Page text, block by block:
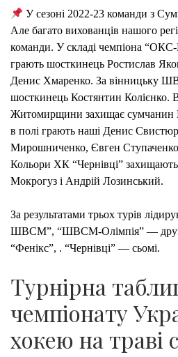
У сезоні 2022-23 команди з
Але багато вихованців нашого
команди. У складі чемпіона
грають шосткинець Ростислав
Денис Хмаренко. За вінницьку
шосткинець Костянтин Колієнко.
Житомирщини захищає сумчанин
в полі грають наші Денис
Мирошниченко, Євген
Кольори ХК “Чернівці”
Мокрогуз і Андрій Лозинський.
За результатами трьох турів
ШВСМ”, “ШВСМ-Олімпія” —
“Фенікс”, . “Чернівці” — сьомі.
Турнірна
чемпіонату
хокею на траві